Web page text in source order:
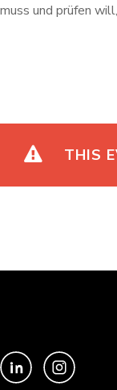
muss und prüfen
THIS